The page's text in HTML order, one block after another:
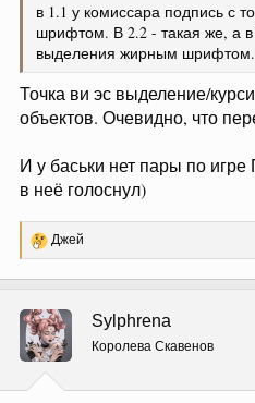
в 1.1 у комиссара подпись с
шрифтом. В 2.2 - такая же, а в
выделения жирным
Точка ви эс выделение/
объектов. Очевидно, что
И у баськи нет пары по
в неё голоснул)
Р
е
ц
и
и
:
Джей
Sylphrena
Королева Скавенов